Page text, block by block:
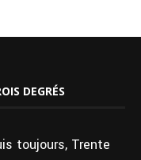
DEGRÉS
toujours, Trente